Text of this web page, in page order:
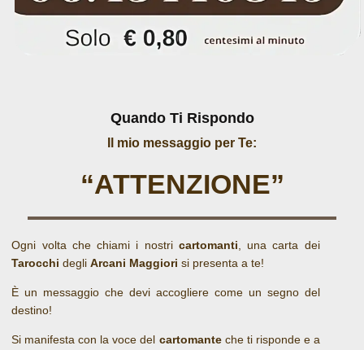
Quando Ti Rispondo
Il mio messaggio per Te:
“ATTENZIONE”
Ogni volta che chiami i nostri cartomanti, una carta dei
Tarocchi degliArcani Maggiori si presenta a te!
È un messaggio che devi accogliere come un segno del
destino!
Si manifesta con la voce del cartomanteche ti risponde e a